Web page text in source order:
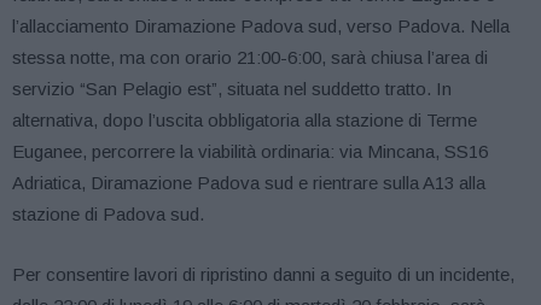
l’allacciamento Diramazione Padova sud, verso Padova. Nella
stessa notte, ma con orario 21:00-6:00, sarà chiusa l’area di
servizio “San Pelagio est”, situata nel suddetto tratto. In
alternativa, dopo l’uscita obbligatoria alla stazione di Terme
Euganee, percorrere la viabilità ordinaria: via Mincana, SS16
Adriatica, Diramazione Padova sud e rientrare sulla A13 alla
stazione di Padova sud.
Per consentire lavori di ripristino danni a seguito di un incidente,